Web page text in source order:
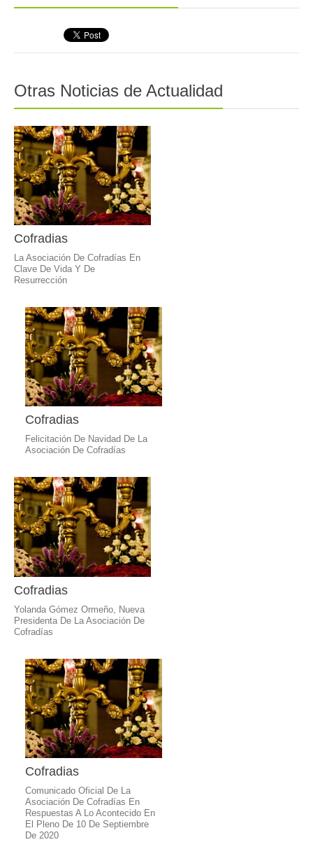
Otras Noticias de Actualidad
Cofradias
La Asociación De Cofradías En
Clave De Vida Y De
Resurrección
Cofradias
Felicitación De Navidad De La
Asociación De Cofradías
Cofradias
Yolanda Gómez Ormeño, Nueva
Presidenta De La Asociación De
Cofradías
Cofradias
Comunicado Oficial De La
Asociación De Cofradías En
Respuestas A Lo Acontecido En
El Pleno De 10 De Septiembre
De 2020